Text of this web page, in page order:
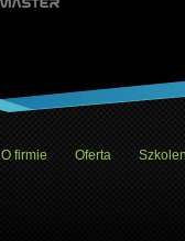
O firmie Oferta